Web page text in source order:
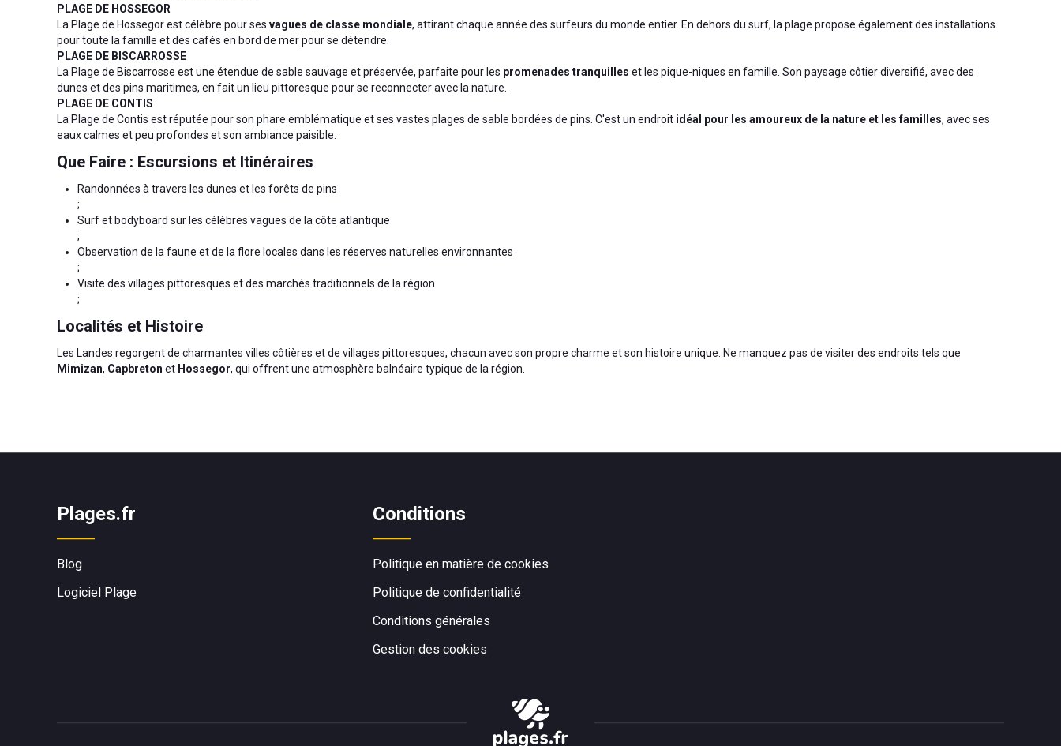
PLAGE DE HOSSEGOR
La Plage de Hossegor est célèbre pour ses vagues de classe mondiale, attirant chaque année des surfeurs du monde entier. En dehors du surf, la plage propose également des installations
pour toute la famille et des cafés en bord de mer pour se détendre.
PLAGE DE BISCARROSSE
La Plage de Biscarrosse est une étendue de sable sauvage et préservée, parfaite pour les promenades tranquilles et les pique-niques en famille. Son paysage côtier diversifié, avec des
dunes et des pins maritimes, en fait un lieu pittoresque pour se reconnecter avec la nature.
PLAGE DE CONTIS
La Plage de Contis est réputée pour son phare emblématique et ses vastes plages de sable bordées de pins. C'est un endroit idéal pour les amoureux de la nature et les familles, avec ses
eaux calmes et peu profondes et son ambiance paisible.
Que Faire : Escursions et Itinéraires
Randonnées à travers les dunes et les forêts de pins
;
Surf et bodyboard sur les célèbres vagues de la côte atlantique
;
Observation de la faune et de la flore locales dans les réserves naturelles environnantes
;
Visite des villages pittoresques et des marchés traditionnels de la région
;
Localités et Histoire
Les Landes regorgent de charmantes villes côtières et de villages pittoresques, chacun avec son propre charme et son histoire unique. Ne manquez pas de visiter des endroits tels que
Mimizan, Capbreton et Hossegor, qui offrent une atmosphère balnéaire typique de la région.
Plages.fr
Blog
Logiciel Plage
Conditions
Politique en matière de cookies
Politique de confidentialité
Conditions générales
Gestion des cookies